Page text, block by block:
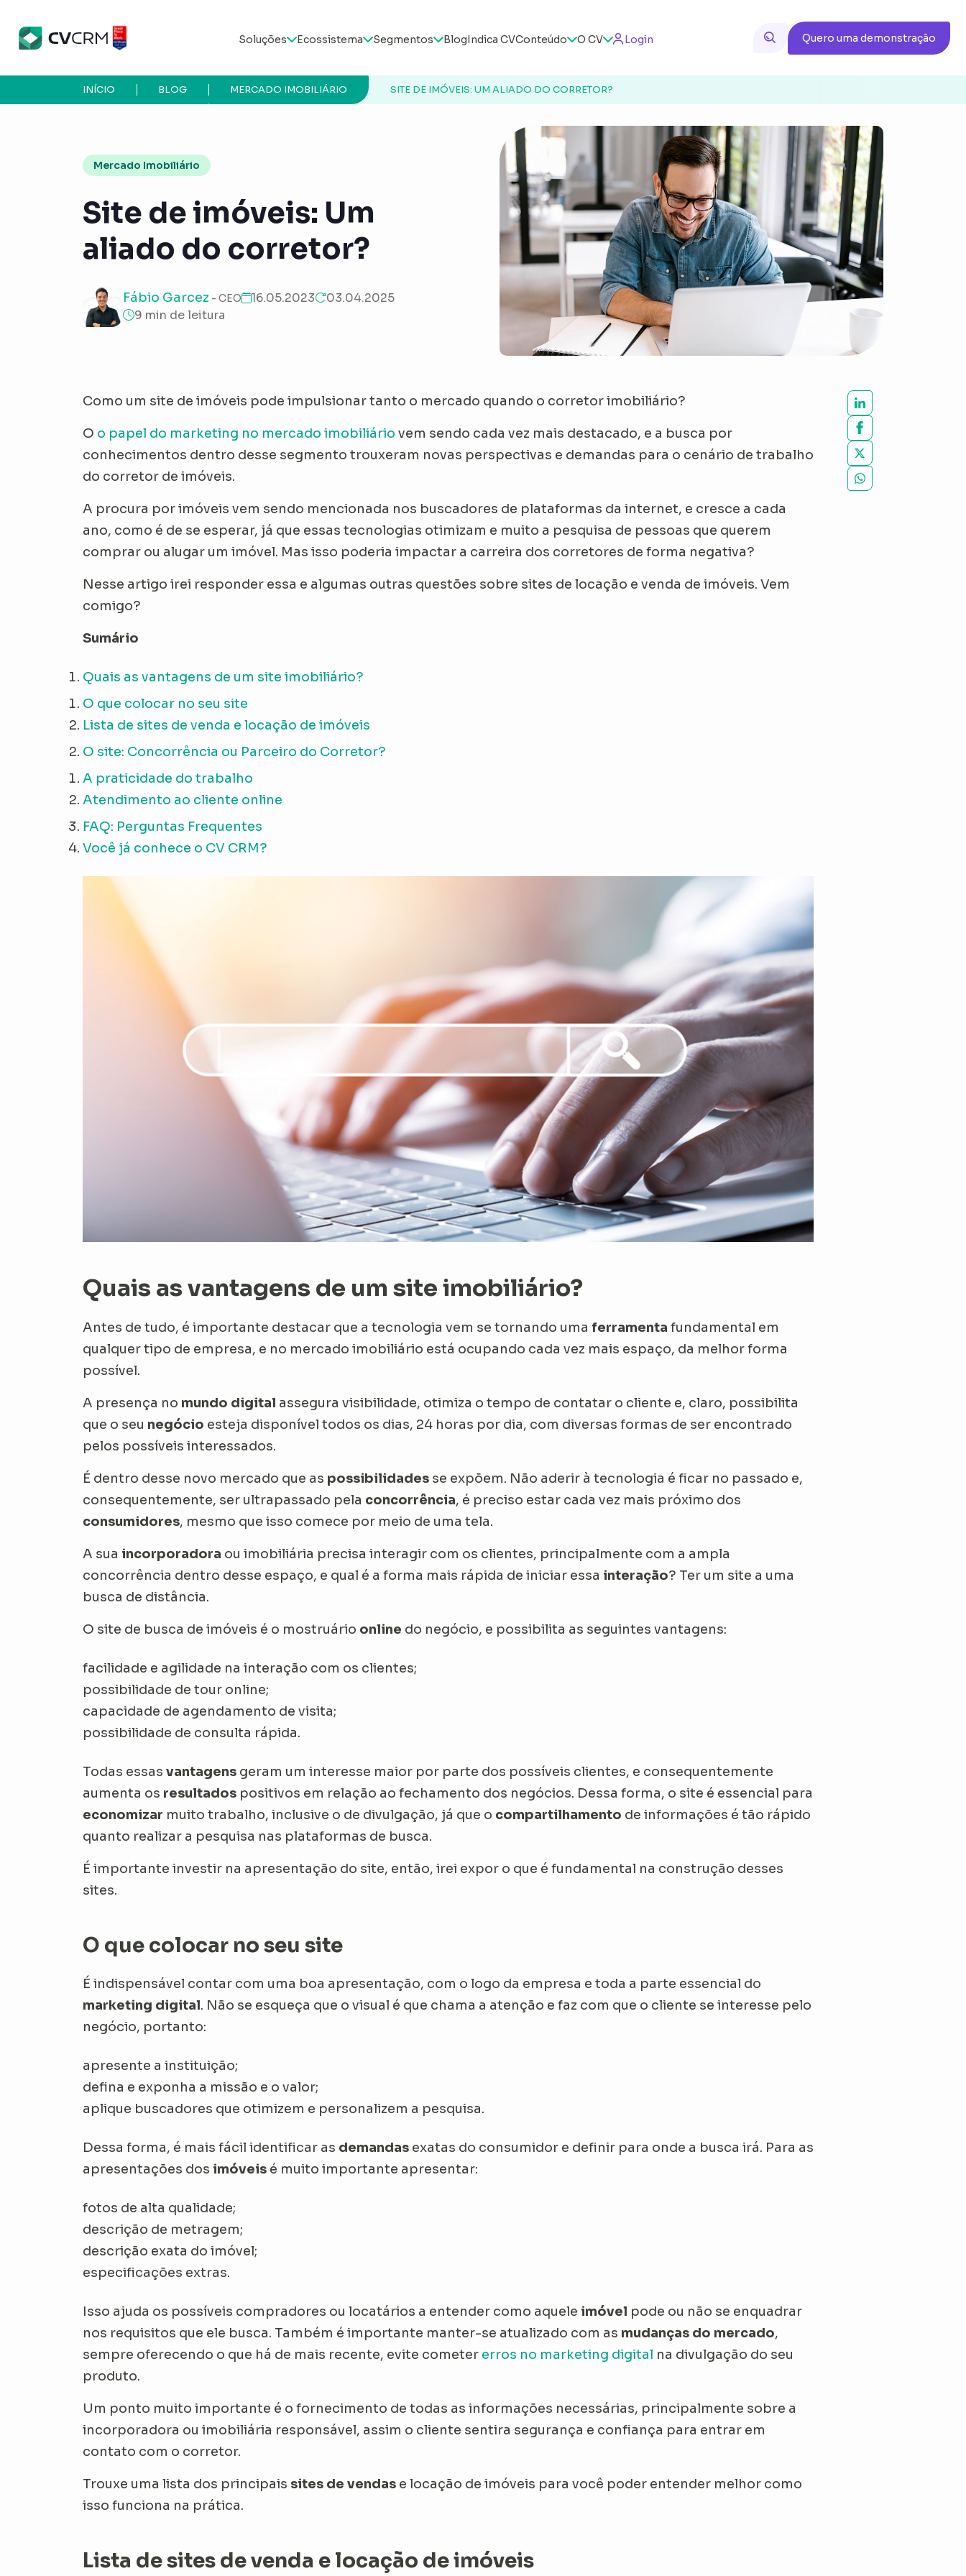
Soluções Ecossistema Segmentos BlogIndica CVConteúdo O CV Login Quero uma demonstração
SITE DE IMÓVEIS: UM ALIADO DO CORRETOR?
MERCADO IMOBILIÁRIO
BLOG
INÍCIO
Mercado Imobiliário
Site de imóveis: Um
aliado do corretor?
Fábio Garcez - CEO 16.05.2023
03.04.2025
9 min de leitura
Como um site de imóveis pode impulsionar tanto o mercado quando o corretor imobiliário?
O o papel do marketing no mercado imobiliário vem sendo cada vez mais destacado, e a busca por
conhecimentos dentro desse segmento trouxeram novas perspectivas e demandas para o cenário de trabalho
do corretor de imóveis.
A procura por imóveis vem sendo mencionada nos buscadores de plataformas da internet, e cresce a cada
ano, como é de se esperar, já que essas tecnologias otimizam e muito a pesquisa de pessoas que querem
comprar ou alugar um imóvel. Mas isso poderia impactar a carreira dos corretores de forma negativa?
Nesse artigo irei responder essa e algumas outras questões sobre sites de locação e venda de imóveis. Vem
comigo?
Sumário
Quais as vantagens de um site imobiliário?
O que colocar no seu site
Lista de sites de venda e locação de imóveis
O site: Concorrência ou Parceiro do Corretor?
A praticidade do trabalho
Atendimento ao cliente online
FAQ: Perguntas Frequentes
Você já conhece o CV CRM?
Quais as vantagens de um site imobiliário?
Antes de tudo, é importante destacar que a tecnologia vem se tornando uma ferramenta fundamental em
qualquer tipo de empresa, e no mercado imobiliário está ocupando cada vez mais espaço, da melhor forma
possível.
A presença no mundo digital assegura visibilidade, otimiza o tempo de contatar o cliente e, claro, possibilita
que o seu negócio esteja disponível todos os dias, 24 horas por dia, com diversas formas de ser encontrado
pelos possíveis interessados.
É dentro desse novo mercado que as possibilidadesse expõem. Não aderir à tecnologia é ficar no passado e,
consequentemente, ser ultrapassado pela concorrência, é preciso estar cada vez mais próximo dos
consumidores, mesmo que isso comece por meio de uma tela.
A sua incorporadora ou imobiliária precisa interagir com os clientes, principalmente com a ampla
concorrência dentro desse espaço, e qual é a forma mais rápida de iniciar essa interação? Ter um site a uma
busca de distância.
O site de busca de imóveis é o mostruário online do negócio, e possibilita as seguintes vantagens:
facilidade e agilidade na interação com os clientes;
possibilidade de tour online;
capacidade de agendamento de visita;
possibilidade de consulta rápida.
Todas essas vantagens geram um interesse maior por parte dos possíveis clientes, e consequentemente
aumenta os resultadospositivos em relação ao fechamento dos negócios. Dessa forma, o site é essencial para
economizar muito trabalho, inclusive o de divulgação, já que o compartilhamento de informações é tão rápido
quanto realizar a pesquisa nas plataformas de busca.
É importante investir na apresentação do site, então, irei expor o que é fundamental na construção desses
sites.
O que colocar no seu site
É indispensável contar com uma boa apresentação, com o logo da empresa e toda a parte essencial do
marketing digital. Não se esqueça que o visual é que chama a atenção e faz com que o cliente se interesse pelo
negócio, portanto:
apresente a instituição;
defina e exponha a missão e o valor;
aplique buscadores que otimizem e personalizem a pesquisa.
Dessa forma, é mais fácil identificar as demandas exatas do consumidor e definir para onde a busca irá. Para as
apresentações dos imóveis é muito importante apresentar:
fotos de alta qualidade;
descrição de metragem;
descrição exata do imóvel;
especificações extras.
Isso ajuda os possíveis compradores ou locatários a entender como aquele imóvel pode ou não se enquadrar
nos requisitos que ele busca. Também é importante manter-se atualizado com as mudanças do mercado,
sempre oferecendo o que há de mais recente, evite cometer erros no marketing digital na divulgação do seu
produto.
Um ponto muito importante é o fornecimento de todas as informações necessárias, principalmente sobre a
incorporadora ou imobiliária responsável, assim o cliente sentira segurança e confiança para entrar em
contato com o corretor.
Trouxe uma lista dos principais sites de vendase locação de imóveis para você poder entender melhor como
isso funciona na prática.
Lista de sites de venda e locação de imóveis